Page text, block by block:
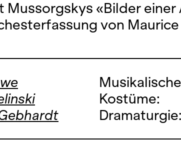
Mussorgskys «Bilder einer
von Maurice
Kostüme:
Dramaturgie: